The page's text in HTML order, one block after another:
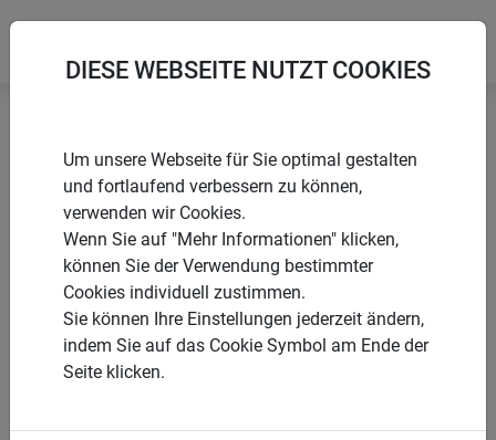
Startseite Nistkästen Nistkasten Delta
PRODUKTE
NISTKASTEN DELTA
DIESE WEBSEITE NUTZT COOKIES
Um unsere Webseite für Sie optimal gestalten
und fortlaufend verbessern zu können,
verwenden wir Cookies.
Wenn Sie auf "Mehr Informationen" klicken,
können Sie der Verwendung bestimmter
Cookies individuell zustimmen.
Sie können Ihre Einstellungen jederzeit ändern,
indem Sie auf das Cookie Symbol am Ende der
Seite klicken.